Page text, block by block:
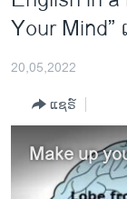
ຂ້າມ
ຫາ
ອາເມຣິກາ
ຂ່າວ​ຈີນ
ໂລກ
ເອເຊຍ
ອິດສະຫຼະພາບດ້ານ
Your
20,05,2022
ແຊຣ໌
Make up